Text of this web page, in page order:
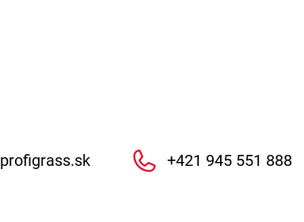
profigrass.sk +421 945 551 888